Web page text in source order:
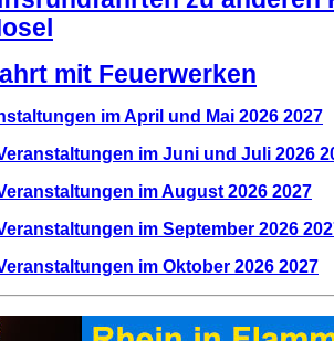
mit Feuerwerken
im April und Mai 2026 2027
im Juni und Juli 2026
im August 2026 2027
im September 2026
im Oktober 2026 2027